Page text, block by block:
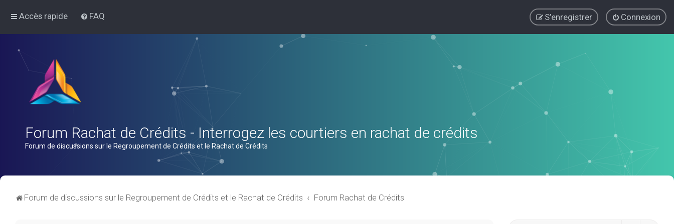
Accès rapide FAQ Connexion
S’enregistrer
Forum Rachat de Crédits - Interrogez les courtiers en rachat de crédits
Forum de discussions sur le Regroupement de Crédits et le Rachat de Crédits
Forum de discussions sur le Regroupement de Crédits et le Rachat de Crédits Forum Rachat de Crédits